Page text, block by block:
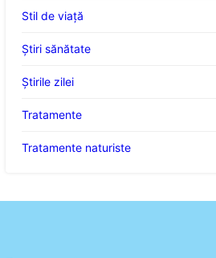
Stil de viaţă
Ştiri sănătate
Știrile zilei
Tratamente
Tratamente naturiste